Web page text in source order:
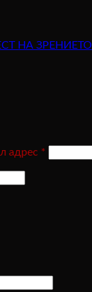
НА ЗРЕНИЕТО
адрес *